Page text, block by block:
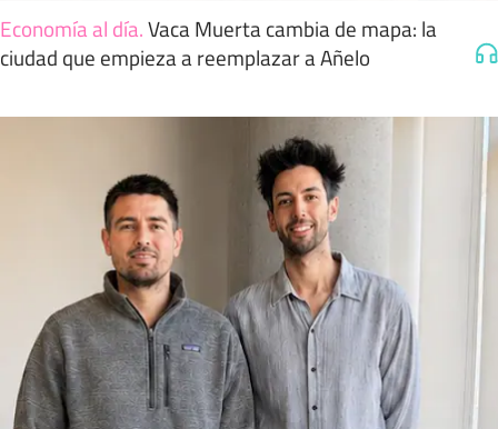
Economía al día.Vaca Muerta cambia de mapa: la
ciudad que empieza a reemplazar a Añelo